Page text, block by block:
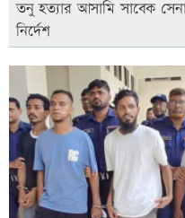
তনু হত্যার আসামি সাবেক
নির্দেশ